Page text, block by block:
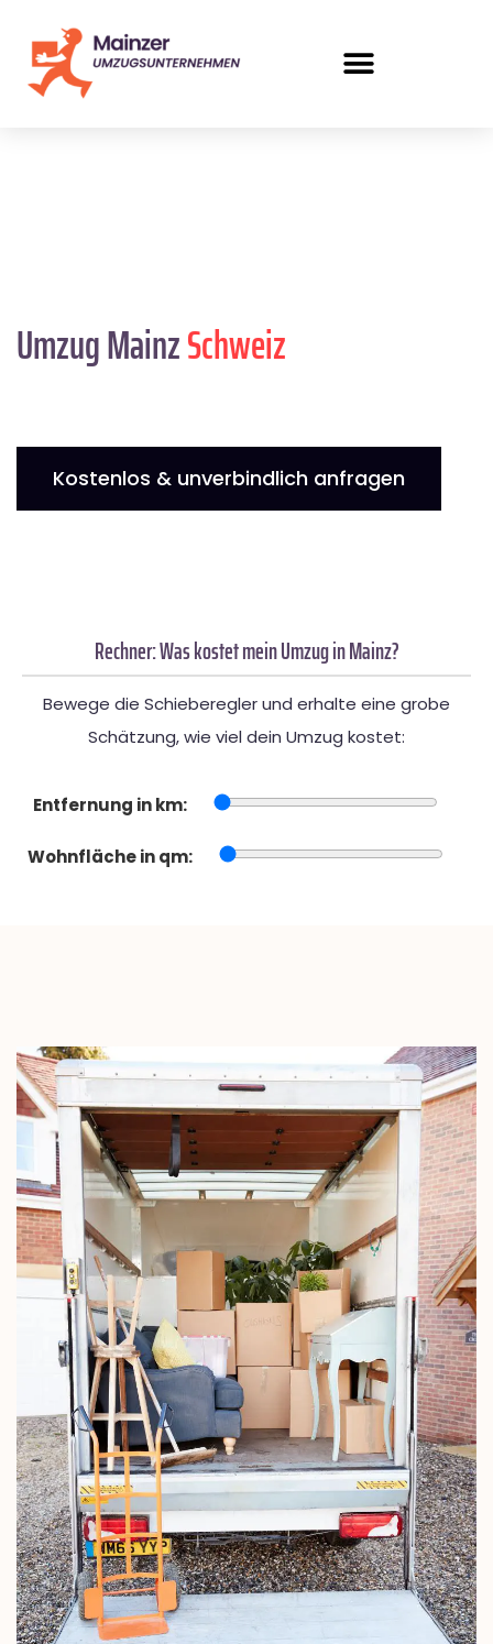
Umzug MainzSchweiz
Kostenlos & unverbindlich anfragen
Rechner: Was kostet mein Umzug in Mainz?
Bewege die Schieberegler und erhalte eine grobe
Schätzung, wie viel dein Umzug kostet:
Entfernung in km:
Wohnfläche in qm: